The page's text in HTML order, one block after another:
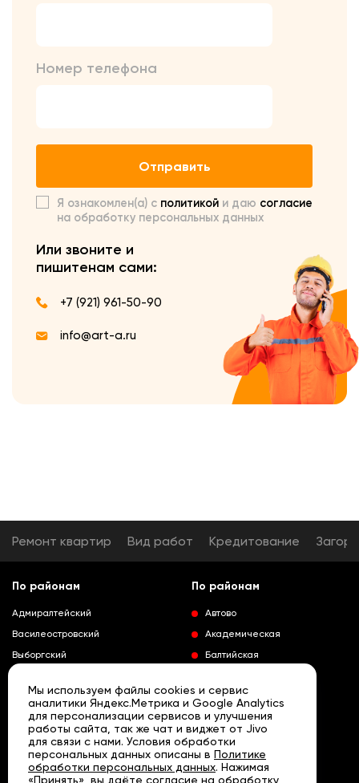
Номер телефона
Отправить
Я ознакомлен(а) с политикой и даю согласие
на обработку персональных данных
Или звоните и
пишитенам сами:
+7 (921) 961-50-90
info@art-a.ru
Ремонт квартир Вид работ Кредитование
По районам
Адмиралтейский
Василеостровский
Выборгский
Колпинский
Красногвардейский
Краносельский
Кронштадтский
Курортный
Развернуть
По районам
Автово
Академическая
Балтийская
Выборгская
Гражданский проспект
Девяткино
Кировский завод
Ленинский проспект
Мы используем файлы cookies и сервис
аналитики Яндекс.Метрика и Google Analytics
для персонализации сервисов и улучшения
работы сайта, так же чат и виджет от Jivo
для связи с нами. Условия обработки
персональных данных описаны в Политике
обработки персональных данных. Нажимая
«Принять», вы даёте согласие на обработку